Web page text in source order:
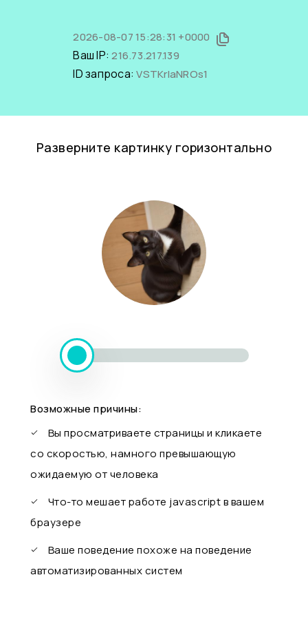
2026-08-07 15:28:31 +0000
Ваш IP:216.73.217.139
ID запроса:VSTKrlaNROs1
Разверните картинку горизонтально
Возможные причины:
Вы просматриваете страницы и кликаете
со скоростью, намного превышающую
ожидаемую от человека
Что-то мешает работе javascript в вашем
браузере
Ваше поведение похоже на поведение
автоматизированных систем